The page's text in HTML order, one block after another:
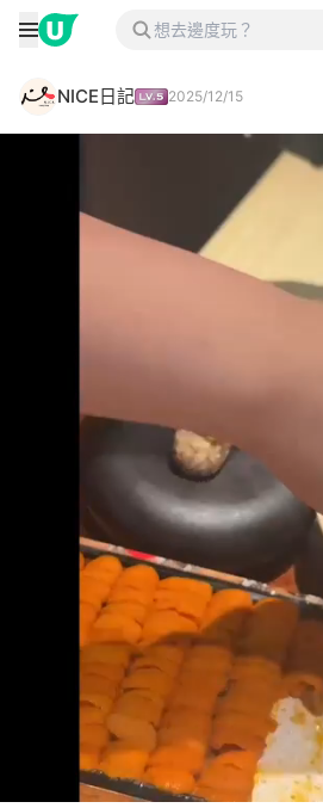
NICE日記 2025/12/15
Loaded
100.00%